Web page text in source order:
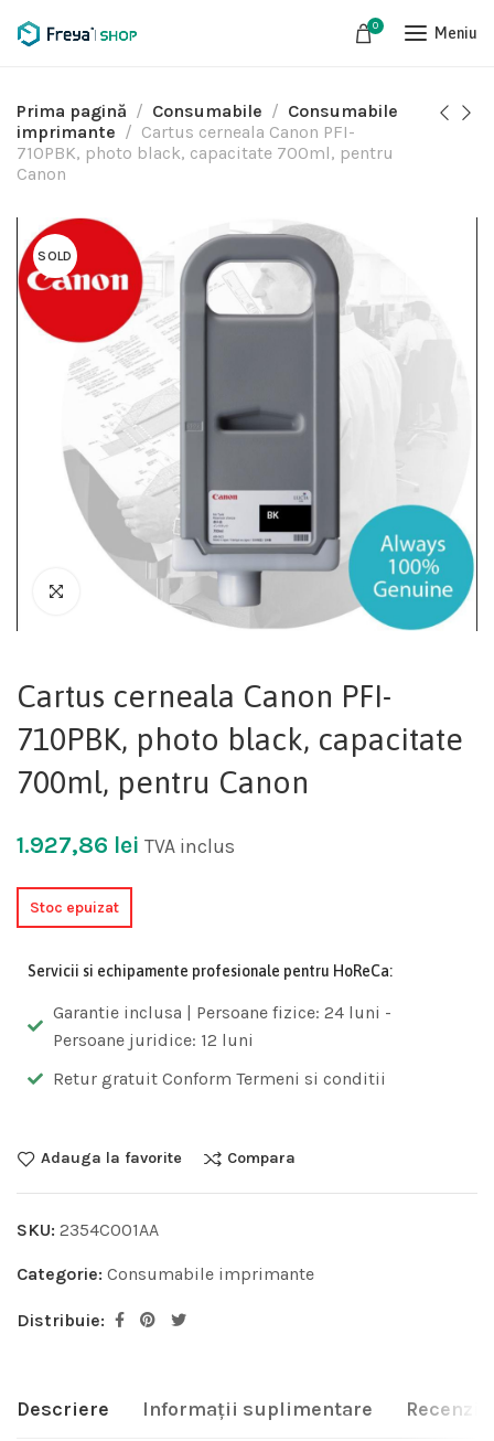
0 Meniu
Prima pagină Consumabile
Consumabile
imprimante
Cartus cerneala Canon PFI-
710PBK, photo black, capacitate 700ml, pentru
Canon
SOLD
Cartus cerneala Canon PFI-
710PBK, photo black, capacitate
700ml, pentru Canon
1.927,86 lei TVA inclus
Stoc epuizat
Servicii si echipamente profesionale pentru HoReCa:
Garantie inclusa | Persoane fizice: 24 luni -
Persoane juridice: 12 luni
Retur gratuit Conform Termeni si conditii
Adauga la favorite Compara
SKU: 2354C001AA
Categorie: Consumabile imprimante
Distribuie:
Descriere Informații suplimentare Recenzii